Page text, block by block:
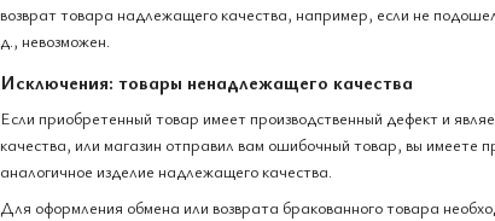
возврат товара надлежащего качества, например, если не
д., невозможен.
Исключения: товары ненадлежащего качества
Если приобретенный товар имеет производственный дефект и
качества, или магазин отправил вам ошибочный товар, вы имеете
аналогичное изделие надлежащего качества.
Для оформления обмена или возврата бракованного товара